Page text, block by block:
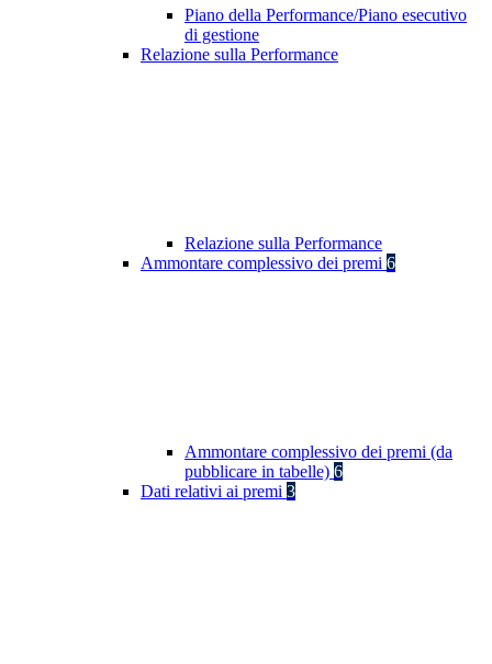
Piano della Performance/Piano esecutivo
di gestione
Relazione sulla Performance
Relazione sulla Performance
Ammontare complessivo dei premi 6
Ammontare complessivo dei premi (da
pubblicare in tabelle) 6
Dati relativi ai premi 3